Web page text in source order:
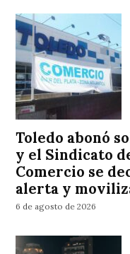
Toledo abonó
y el Sindicato
Comercio se
alerta y
6 de agosto de 2026